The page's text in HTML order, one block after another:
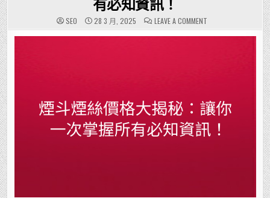
SEO 28 3 月, 2025 LEAVE A COMMENT
煙
斗
你
一
次
掌
握
所